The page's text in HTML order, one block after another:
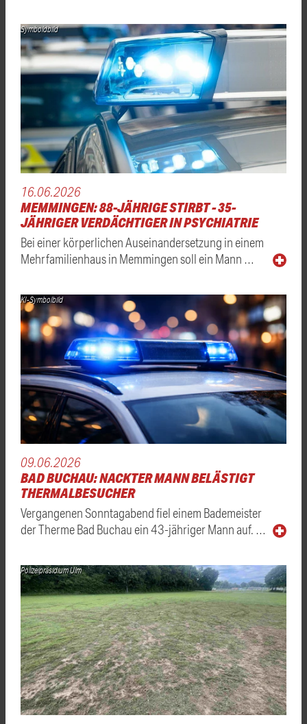
Symboldbild
16.06.2026
MEMMINGEN: 88-JÄHRIGE STIRBT - 35-
JÄHRIGER VERDÄCHTIGER IN PSYCHIATRIE
Bei einer körperlichen Auseinandersetzung in einem
Mehrfamilienhaus in Memmingen soll ein Mann …
KI-Symbolbild
09.06.2026
BAD BUCHAU: NACKTER MANN BELÄSTIGT
THERMALBESUCHER
Vergangenen Sonntagabend fiel einem Bademeister
der Therme Bad Buchau ein 43-jähriger Mann auf. …
Polizeipräsidium Ulm